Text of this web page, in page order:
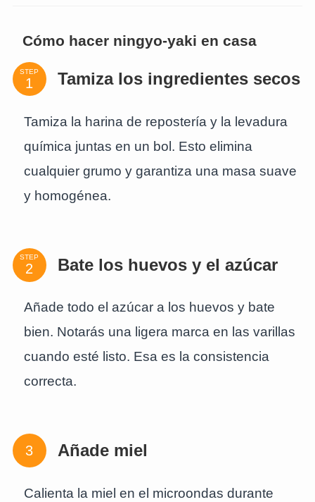
Cómo hacer ningyo-yaki en casa
STEP Tamiza los ingredientes secos
Tamiza la harina de repostería y la levadura
química juntas en un bol. Esto elimina
cualquier grumo y garantiza una masa suave
y homogénea.
STEP Bate los huevos y el azúcar
Añade todo el azúcar a los huevos y bate
bien. Notarás una ligera marca en las varillas
cuando esté listo. Esa es la consistencia
correcta.
Añade miel
Calienta la miel en el microondas durante